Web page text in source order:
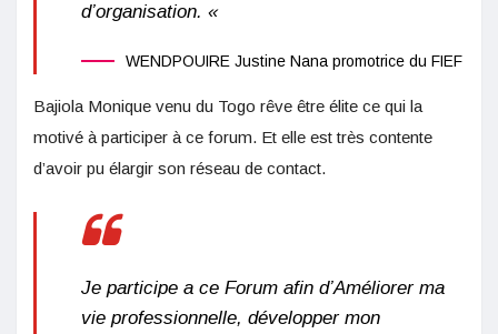
d’organisation. «
WENDPOUIRE Justine Nana promotrice du FIEF
Bajiola Monique venu du Togo rêve être élite ce qui la
motivé à participer à ce forum. Et elle est très contente
d’avoir pu élargir son réseau de contact.
Je participe a ce Forum afin d’Améliorer ma
vie professionnelle, développer mon